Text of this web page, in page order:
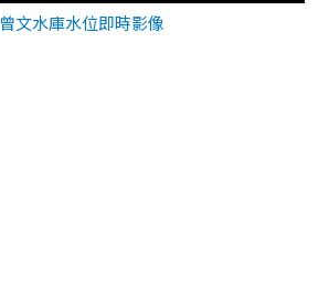
曾文水庫水位即時影像